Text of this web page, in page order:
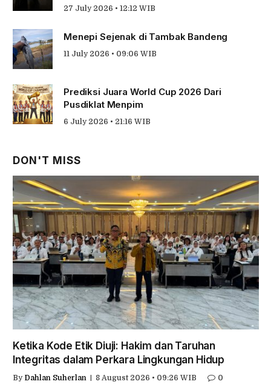
27 July 2026 • 12:12 WIB
Menepi Sejenak di Tambak Bandeng
11 July 2026 • 09:06 WIB
Prediksi Juara World Cup 2026 Dari
Pusdiklat Menpim
6 July 2026 • 21:16 WIB
DON'T MISS
Ketika Kode Etik Diuji: Hakim dan Taruhan
Integritas dalam Perkara Lingkungan Hidup
By Dahlan Suherlan 8 August 2026 • 09:26 WIB 0